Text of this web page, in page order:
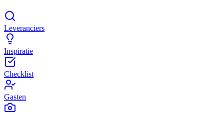
Leveranciers
Inspiratie
Checklist
Gasten